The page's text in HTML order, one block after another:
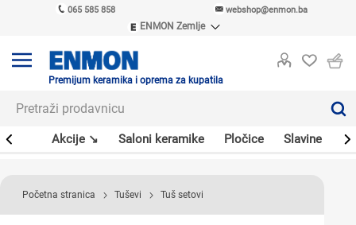
065 585 858 webshop@enmon.ba
ENMON Zemlje
ENMON MKD
Premijum keramika i oprema za kupatila
Akcije ↘ Saloni keramike Pločice Slavine
Početna stranica Tuševi Tuš setovi